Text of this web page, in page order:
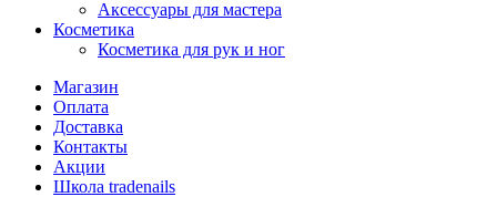
Аксессуары для мастера
Косметика
Косметика для рук и ног
Магазин
Оплата
Доставка
Контакты
Акции
Школа tradenails